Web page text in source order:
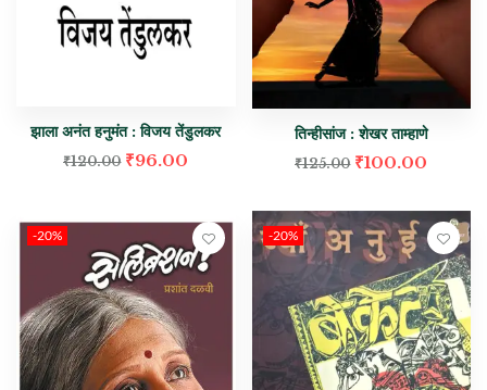
झाला अनंत हनुमंत : विजय तेंडुलकर
₹120.00 ₹96.00
तिन्हीसांज : शेखर ताम्हाणे
₹125.00 ₹100.00
-20% -20%